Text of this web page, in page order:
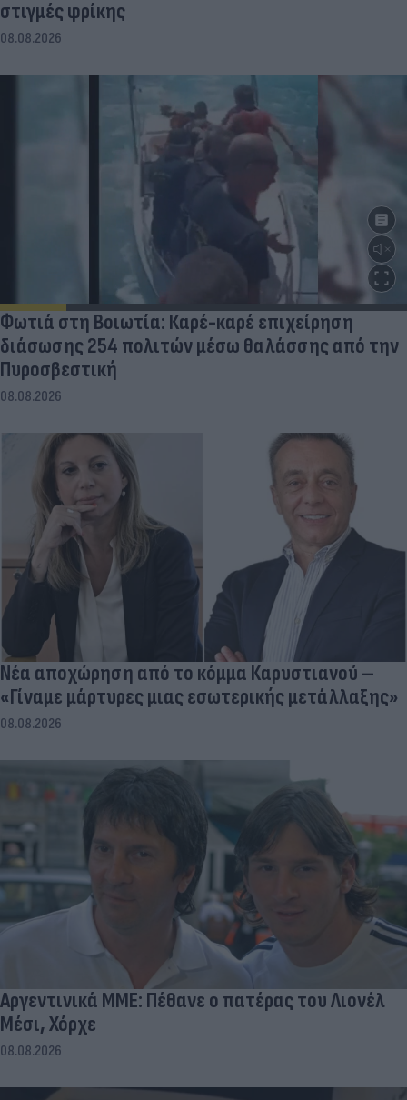
στιγμές φρίκης
08.08.2026
Φωτιά στη Βοιωτία: Καρέ-καρέ επιχείρηση
διάσωσης 254 πολιτών μέσω θαλάσσης από την
Πυροσβεστική
08.08.2026
Νέα αποχώρηση από το κόμμα Καρυστιανού –
«Γίναμε μάρτυρες μιας εσωτερικής μετάλλαξης»
08.08.2026
Αργεντινικά ΜΜΕ: Πέθανε ο πατέρας του Λιονέλ
Μέσι, Χόρχε
08.08.2026